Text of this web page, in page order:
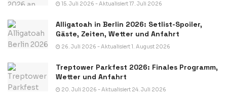
15. Juli 2026 - Aktualisiert 17. Juli 2026
Alligatoah in Berlin 2026: Setlist-Spoiler,
Gäste, Zeiten, Wetter und Anfahrt
26. Juli 2026 - Aktualisiert 1. August 2026
Treptower Parkfest 2026: Finales Programm,
Wetter und Anfahrt
20. Juli 2026 - Aktualisiert 24. Juli 2026